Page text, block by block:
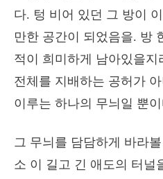
다. 텅 비어 있던 그 방이
만한 공간이 되었음을. 방
적이 희미하게 남아있을
전체를 지배하는 공허가
이루는 하나의 무늬일 뿐
그 무늬를 담담하게 바라
소 이 길고 긴 애도의 터널